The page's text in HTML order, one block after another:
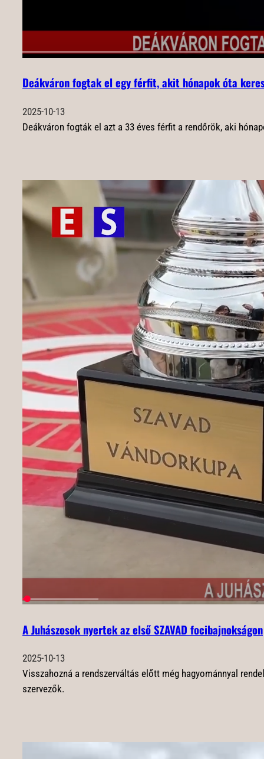
Deákváron fogtak el egy férfit, akit hónapok óta
2025-10-13
Deákváron fogták el azt a 33 éves férfit a rendőrök, aki
A Juhászosok nyertek az első SZAVAD focibajnokságon
2025-10-13
Visszahozná a rendszerváltás előtt még hagyománnyal
szervezők.